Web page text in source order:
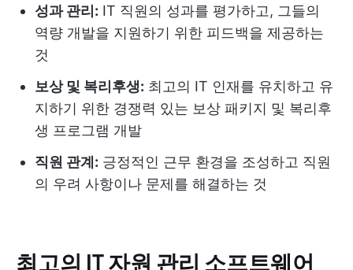
성과 관리: IT 직원의 성과를 평가하고, 그들의
역량 개발을 지원하기 위한 피드백을 제공하는
것
보상 및 복리후생: 최고의 IT 인재를 유치하고 유
지하기 위한 경쟁력 있는 보상 패키지 및 복리후
생 프로그램 개발
직원 관계: 긍정적인 근무 환경을 조성하고 직원
의 우려 사항이나 문제를 해결하는 것
최고의 IT 자원 관리 소프트웨어